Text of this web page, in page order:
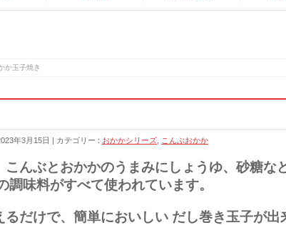
か玉子焼き
年3月15日 カテゴリー : おかかシリーズ こんぶおかか
こんぶとおかかのうまみにしょうゆ、砂糖など
調味料がすべて使われています。
るだけで、簡単においしい だし巻き玉子が出